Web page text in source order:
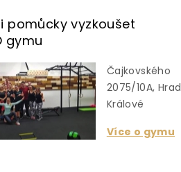
pomůcky vyzkoušet
gymu
Čajkovského
2075/10A,
Králové
Více o gymu